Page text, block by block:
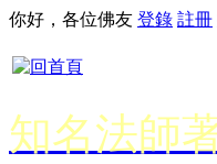
你好，各位佛友 登錄 註冊
知名法師